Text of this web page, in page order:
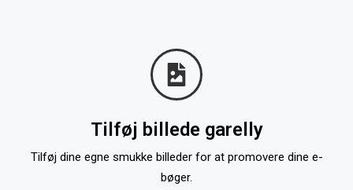
Tilføj billede garelly
Tilføj dine egne smukke billeder for at promovere dine e-
bøger.